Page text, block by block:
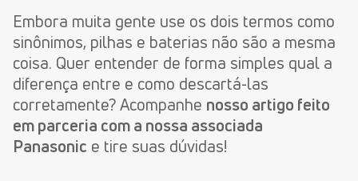
Embora muita gente use os dois termos como
sinônimos, pilhas e baterias não são a mesma
coisa. Quer entender de forma simples qual a
diferença entre e como descartá-las
corretamente? Acompanhe nosso artigo feito
em parceria com a nossa associada
Panasonic e tire suas dúvidas!